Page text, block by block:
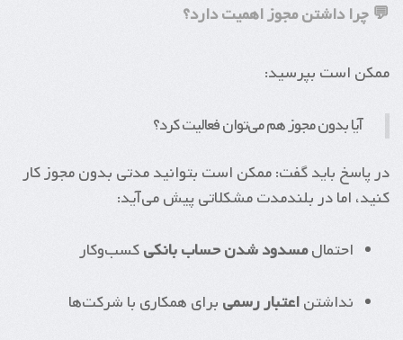
💬 چرا داشتن مجوز اهمیت دارد؟
ممکن است بپرسید:
آیا بدون مجوز هم می‌توان فعالیت کرد؟
در پاسخ باید گفت: ممکن است بتوانید مدتی بدون مجوز کار
کنید، اما در بلندمدت مشکلاتی پیش می‌آید:
احتمالمسدود شدن حساب بانکیکسب‌وکار
نداشتناعتبار رسمی برای همکاری با شرکت‌ها